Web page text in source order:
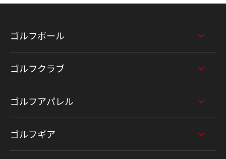
ゴルフボール
ゴルフクラブ
ゴルフアパレル
ゴルフギア